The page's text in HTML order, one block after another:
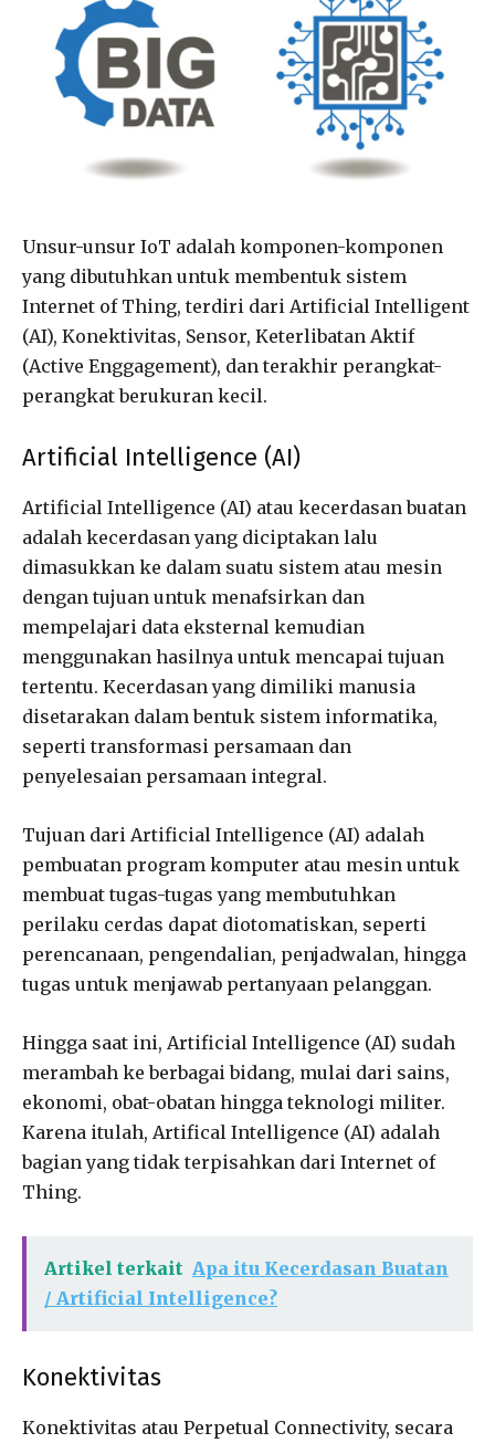
Unsur-unsur IoT adalah komponen-komponen
yang dibutuhkan untuk membentuk sistem
Internet of Thing, terdiri dari Artificial Intelligent
(AI), Konektivitas, Sensor, Keterlibatan Aktif
(Active Enggagement), dan terakhir perangkat-
perangkat berukuran kecil.
Artificial Intelligence (AI)
Artificial Intelligence (AI) atau kecerdasan buatan
adalah kecerdasan yang diciptakan lalu
dimasukkan ke dalam suatu sistem atau mesin
dengan tujuan untuk menafsirkan dan
mempelajari data eksternal kemudian
menggunakan hasilnya untuk mencapai tujuan
tertentu. Kecerdasan yang dimiliki manusia
disetarakan dalam bentuk sistem informatika,
seperti transformasi persamaan dan
penyelesaian persamaan integral.
Tujuan dari Artificial Intelligence (AI) adalah
pembuatan program komputer atau mesin untuk
membuat tugas-tugas yang membutuhkan
perilaku cerdas dapat diotomatiskan, seperti
perencanaan, pengendalian, penjadwalan, hingga
tugas untuk menjawab pertanyaan pelanggan.
Hingga saat ini, Artificial Intelligence (AI) sudah
merambah ke berbagai bidang, mulai dari sains,
ekonomi, obat-obatan hingga teknologi militer.
Karena itulah, Artifical Intelligence (AI) adalah
bagian yang tidak terpisahkan dari Internet of
Thing.
Artikel terkait Apa itu Kecerdasan Buatan
/ Artificial Intelligence?
Konektivitas
Konektivitas atau Perpetual Connectivity, secara